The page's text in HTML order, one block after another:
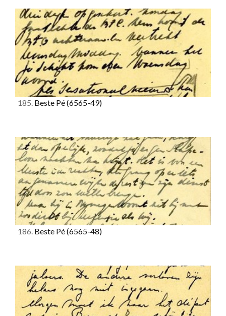
185. Beste Pé(6565-49)
186. Beste Pé(6565-48)